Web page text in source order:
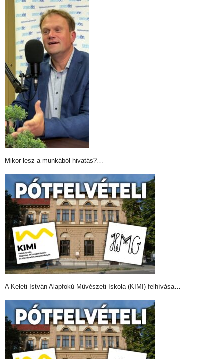
Mikor lesz a munkából hivatás?…
A Keleti István Alapfokú Művészeti Iskola (KIMI) felhívása…